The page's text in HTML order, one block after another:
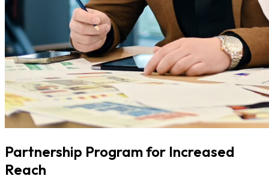
Partnership Program for Increased
Reach